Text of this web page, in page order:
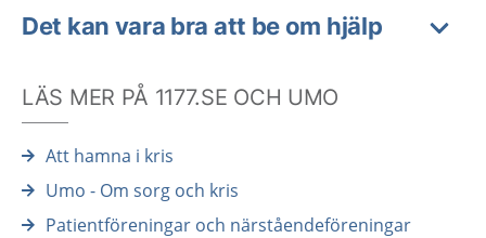
Det kan vara bra att be om hjälp
LÄS MER PÅ 1177.SE OCH UMO
Att hamna i kris
Umo - Om sorg och kris
Patientföreningar och närståendeföreningar